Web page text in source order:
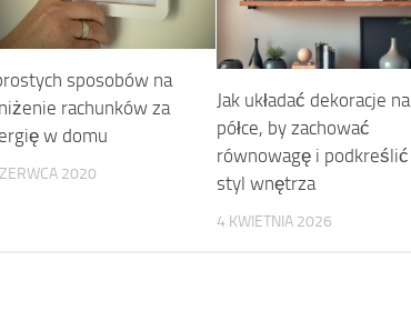
sposobów na
rachunków za
w domu
2020
Jak układać dekoracje na
półce, by zachować
równowagę i podkreślić
styl wnętrza
4 KWIETNIA 2026